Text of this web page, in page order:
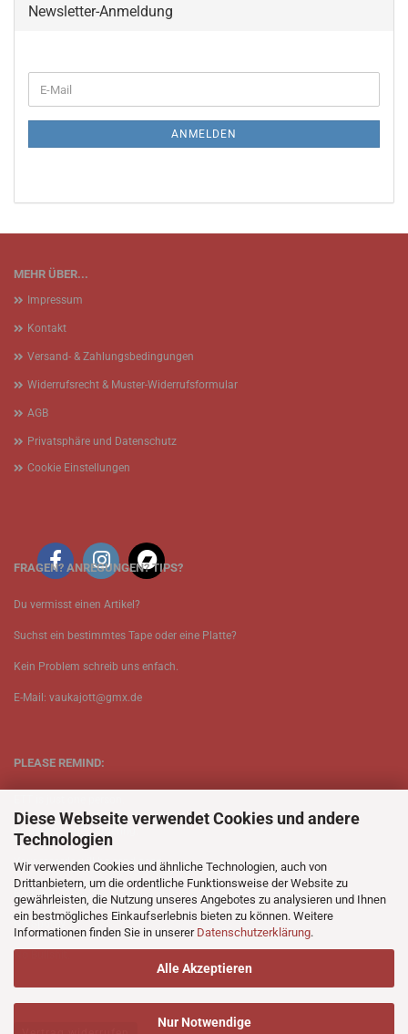
Diese Webseite verwendet Cookies und andere
Technologien
Wir verwenden Cookies und ähnliche Technologien, auch von
Drittanbietern, um die ordentliche Funktionsweise der Website zu
gewährleisten, die Nutzung unseres Angebotes zu analysieren und Ihnen
ein bestmögliches Einkaufserlebnis bieten zu können. Weitere
Informationen finden Sie in unserer Datenschutzerklärung.
Alle Akzeptieren
Nur Notwendige
Newsletter-Anmeldung
ZUR
E-
Mail
ANMELDEN
MEHR ÜBER...
Impressum
Kontakt
Versand- & Zahlungsbedingungen
Widerrufsrecht & Muster-Widerrufsformular
AGB
Privatsphäre und Datenschutz
Cookie Einstellungen
FRAGEN? ANREGUNGEN? TIPS?
Du vermisst einen Artikel?
Suchst ein bestimmtes Tape oder eine Platte?
Kein Problem schreib uns enfach.
E-Mail: vaukajott@gmx.de
PLEASE REMIND:
Be patient when ordering.
Your records will be send asap.
No Discogs.
No Spotify.
No Bullshit.